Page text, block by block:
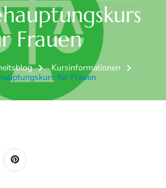
Frauen
Kursinformationen
für Frauen